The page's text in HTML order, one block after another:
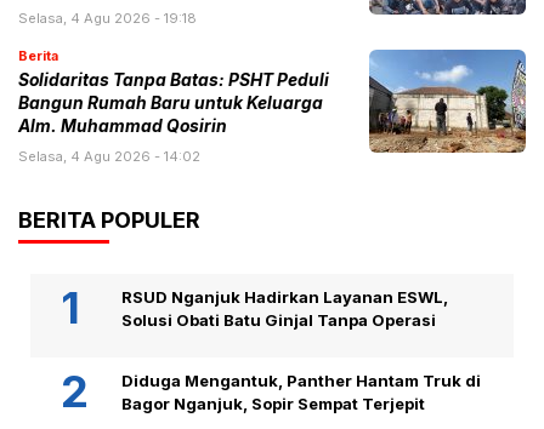
Selasa, 4 Agu 2026 - 19:18
Berita
Solidaritas Tanpa Batas: PSHT Peduli
Bangun Rumah Baru untuk Keluarga
Alm. Muhammad Qosirin
Selasa, 4 Agu 2026 - 14:02
BERITA POPULER
RSUD Nganjuk Hadirkan Layanan ESWL,
Solusi Obati Batu Ginjal Tanpa Operasi
Diduga Mengantuk, Panther Hantam Truk di
Bagor Nganjuk, Sopir Sempat Terjepit